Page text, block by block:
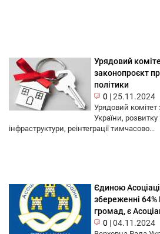
Урядовий
законопроєкт
політики
0 |25.11.2024
Урядовий
України,
інфраструктури, реінтеграції тимчасово...
Єдиною
збереженні
громад, є
0 |04.11.2024